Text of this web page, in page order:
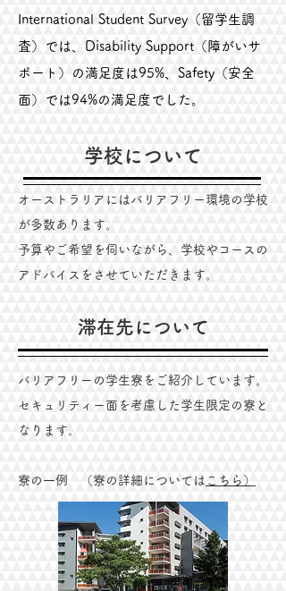
International Student Survey（留学生調
査）では、Disability Support（障がいサ
ポート）の満足度は95%、Safety（安全
面）では94%の満足度でした。
学校について
オーストラリアにはバリアフリー環境の学校
が多数あります。
予算やご希望を伺いながら、学校やコースの
アドバイスをさせていただきます。
滞在先について
バリアフリーの学生寮をご紹介しています。
セキュリティー面を考慮した学生限定の寮と
なります。
​寮の一例 （寮の詳細については こちら）